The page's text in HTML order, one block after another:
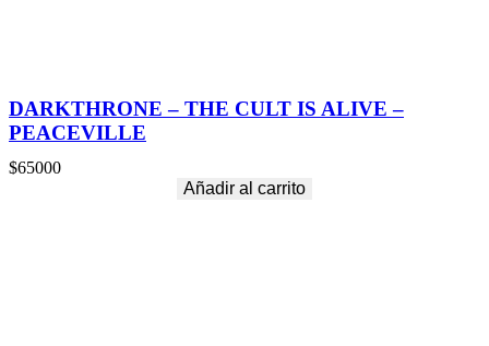
DARKTHRONE – THE CULT IS ALIVE –
PEACEVILLE
$65000
Añadir al carrito